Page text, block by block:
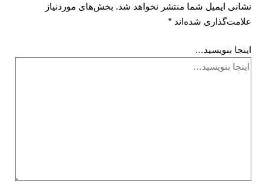
نشانی ایمیل شما منتشر نخواهد شد. بخش‌های موردنیاز
علامت‌گذاری شده‌اند*
اینجا بنویسید…